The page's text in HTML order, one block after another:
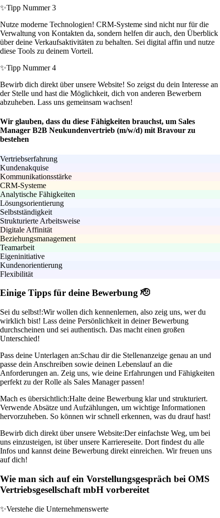
✨Tipp Nummer 3
Nutze moderne Technologien! CRM-Systeme sind nicht nur für die
Verwaltung von Kontakten da, sondern helfen dir auch, den Überblick
über deine Verkaufsaktivitäten zu behalten. Sei digital affin und nutze
diese Tools zu deinem Vorteil.
✨Tipp Nummer 4
Bewirb dich direkt über unsere Website! So zeigst du dein Interesse an
der Stelle und hast die Möglichkeit, dich von anderen Bewerbern
abzuheben. Lass uns gemeinsam wachsen!
Wir glauben, dass du diese Fähigkeiten brauchst, um Sales
Manager B2B Neukundenvertrieb (m/w/d) mit Bravour zu
bestehen
Vertriebserfahrung
Kundenakquise
Kommunikationsstärke
CRM-Systeme
Analytische Fähigkeiten
Lösungsorientierung
Selbstständigkeit
Strukturierte Arbeitsweise
Digitale Affinität
Beziehungsmanagement
Teamarbeit
Eigeninitiative
Kundenorientierung
Flexibilität
Einige Tipps für deine Bewerbung 🫡
Sei du selbst!:Wir wollen dich kennenlernen, also zeig uns, wer du
wirklich bist! Lass deine Persönlichkeit in deiner Bewerbung
durchscheinen und sei authentisch. Das macht einen großen
Unterschied!
Pass deine Unterlagen an:Schau dir die Stellenanzeige genau an und
passe dein Anschreiben sowie deinen Lebenslauf an die
Anforderungen an. Zeig uns, wie deine Erfahrungen und Fähigkeiten
perfekt zu der Rolle als Sales Manager passen!
Mach es übersichtlich:Halte deine Bewerbung klar und strukturiert.
Verwende Absätze und Aufzählungen, um wichtige Informationen
hervorzuheben. So können wir schnell erkennen, was du drauf hast!
Bewirb dich direkt über unsere Website:Der einfachste Weg, um bei
uns einzusteigen, ist über unsere Karriereseite. Dort findest du alle
Infos und kannst deine Bewerbung direkt einreichen. Wir freuen uns
auf dich!
Wie man sich auf ein Vorstellungsgespräch bei OMS
Vertriebsgesellschaft mbH vorbereitet
✨Verstehe die Unternehmenswerte